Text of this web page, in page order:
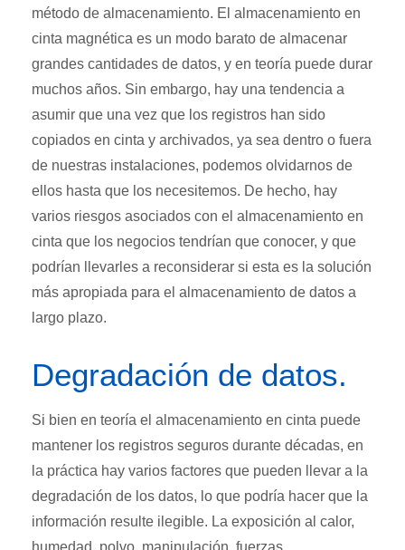
método de almacenamiento. El almacenamiento en
cinta magnética es un modo barato de almacenar
grandes cantidades de datos, y en teoría puede durar
muchos años. Sin embargo, hay una tendencia a
asumir que una vez que los registros han sido
copiados en cinta y archivados, ya sea dentro o fuera
de nuestras instalaciones, podemos olvidarnos de
ellos hasta que los necesitemos. De hecho, hay
varios riesgos asociados con el almacenamiento en
cinta que los negocios tendrían que conocer, y que
podrían llevarles a reconsiderar si esta es la solución
más apropiada para el almacenamiento de datos a
largo plazo.
Degradación de datos.
Si bien en teoría el almacenamiento en cinta puede
mantener los registros seguros durante décadas, en
la práctica hay varios factores que pueden llevar a la
degradación de los datos, lo que podría hacer que la
información resulte ilegible. La exposición al calor,
humedad, polvo, manipulación, fuerzas